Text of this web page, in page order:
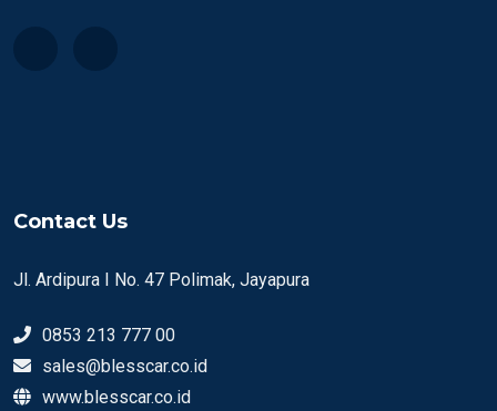
Contact Us
Jl. Ardipura I No. 47 Polimak, Jayapura
0853 213 777 00
sales@blesscar.co.id
www.blesscar.co.id